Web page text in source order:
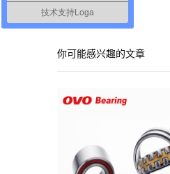
你可能感兴趣的文章
技术支持Loga